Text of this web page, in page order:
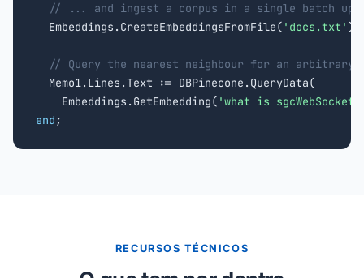
// ... and ingest a corpus in a single batch
  Embeddings.CreateEmbeddingsFromFile(
'docs.txt' );
// Query the nearest neighbour for an arbitrary
  Memo1.Lines.Text := DBPinecone.QueryData(
    Embeddings.GetEmbedding(
'what is
end ;
RECURSOS TÉCNICOS